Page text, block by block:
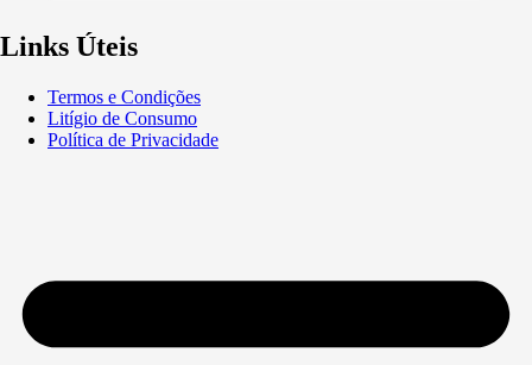
Links Úteis
Termos e Condições
Litígio de Consumo
Política de Privacidade